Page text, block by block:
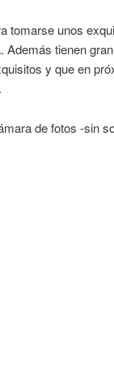
tomarse unos
tienen
y que en
de fotos -sin